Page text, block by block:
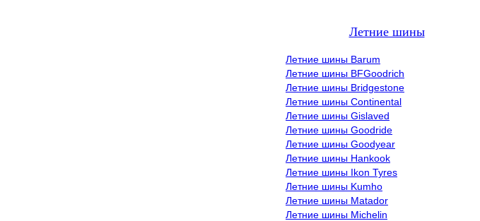
Летние шины
Летние шины Barum
Летние шины BFGoodrich
Летние шины Bridgestone
Летние шины Continental
Летние шины Gislaved
Летние шины Goodride
Летние шины Goodyear
Летние шины Hankook
Летние шины Ikon Tyres
Летние шины Kumho
Летние шины Matador
Летние шины Michelin